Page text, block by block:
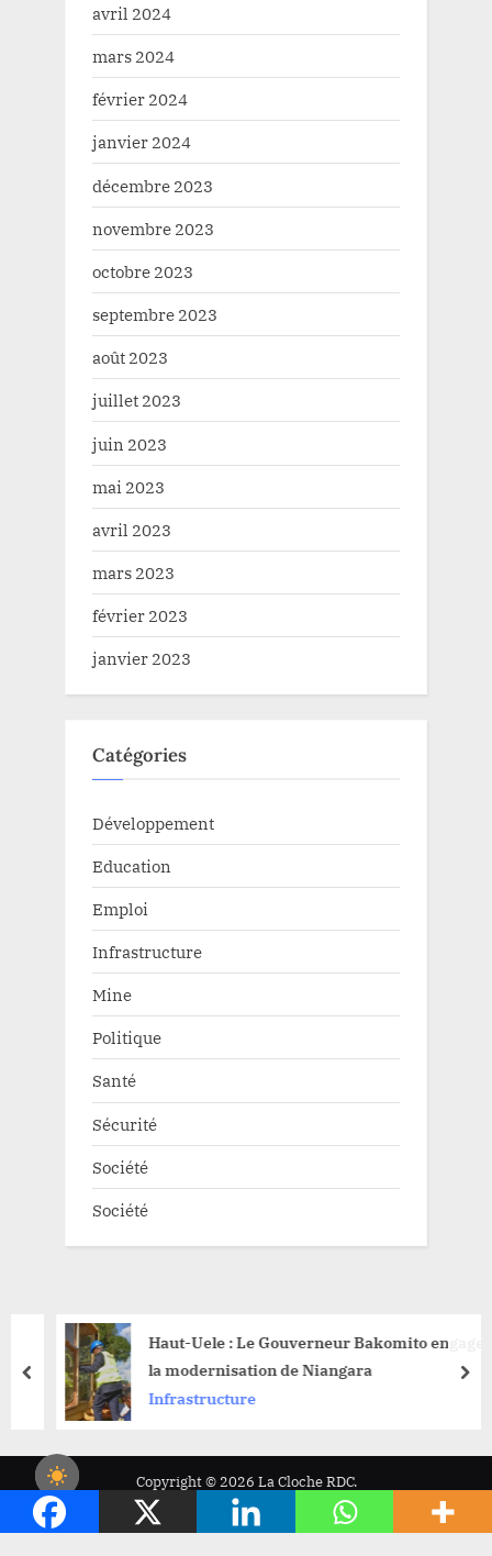
avril 2024
mars 2024
février 2024
janvier 2024
décembre 2023
novembre 2023
octobre 2023
septembre 2023
août 2023
juillet 2023
juin 2023
mai 2023
avril 2023
mars 2023
février 2023
janvier 2023
Catégories
Développement
Education
Emploi
Infrastructure
Mine
Politique
Santé
Sécurité
Société
Société
Haut-Uele : Le Gouverneur Bakomito engage
la modernisation de Niangara
Infrastructure
prev
Copyright © 2026 La Cloche RDC.
Powered by
PressBook News WordPress theme